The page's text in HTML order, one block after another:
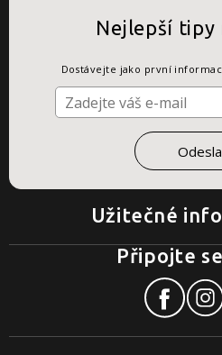
Užitečné
Nejlepší tipy
Dostávejte jako první
Připojte